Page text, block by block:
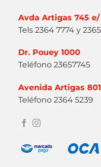
Avda Artigas 745
Tels 2364 7774 y
Dr. Pouey 1000
Teléfono 23657745
Avenida Artigas
Teléfono 2364 5239